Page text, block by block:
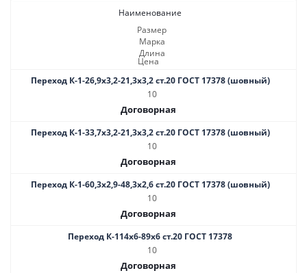
Наименование
Размер
Марка
Длина
Цена
Переход К-1-26,9х3,2-21,3х3,2 ст.20 ГОСТ 17378 (шовный)
10
Договорная
Переход К-1-33,7х3,2-21,3х3,2 ст.20 ГОСТ 17378 (шовный)
10
Договорная
Переход К-1-60,3х2,9-48,3х2,6 ст.20 ГОСТ 17378 (шовный)
10
Договорная
Переход К-114х6-89х6 ст.20 ГОСТ 17378
10
Договорная